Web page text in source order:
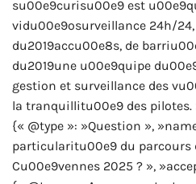
su00e9curisu00e9 est
vidu00e9osurveillance 24h/
du2019accu00e8s, de
du2019une u00e9quipe
gestion et surveillance des
la tranquillitu00e9 des pilotes.
{« @type »: »Question »,
particularitu00e9 du parcours
Cu00e9vennes 2025 ? »,